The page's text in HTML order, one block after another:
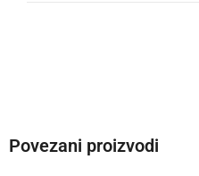
Povezani proizvodi